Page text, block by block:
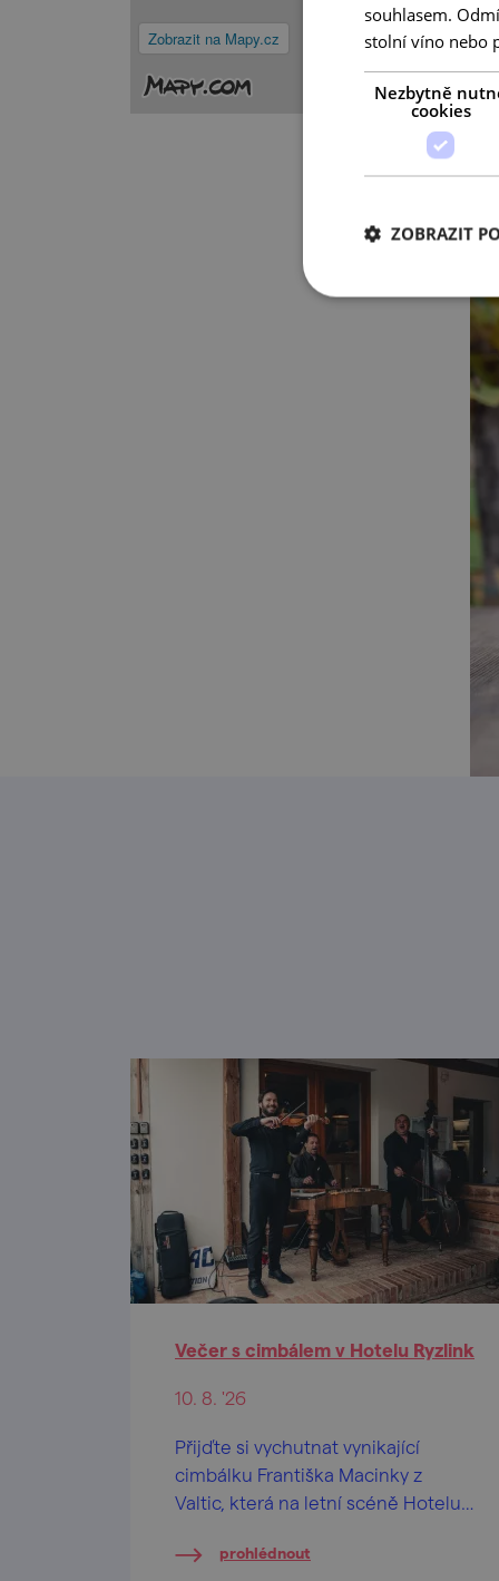
Zobrazit na Mapy.cz
Večer s cimbálem v Hotelu Ryzlink
10. 8. '26
Přijďte si vychutnat vynikající
cimbálku Františka Macinky z
Valtic, která na letní scéně Hotelu
písničky.prohlédnout
souhlasem.
stolní víno nebo
Nezbytně
cookies
ZOBRAZIT